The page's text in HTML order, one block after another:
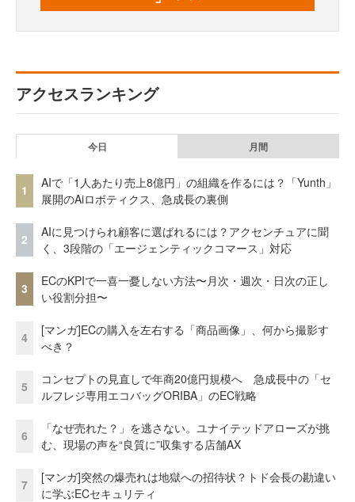
アクセスランキング
今日 月間
1
AIで「1人あたり売上8億円」の組織を作るには？「Yunth」
展開のAiロボティクス、急成長の裏側
2
AIに見つけられ顧客に選ばれるには？アクセンチュアに聞
く、3段階の「エージェンティックコマース」対応
3
ECのKPIで一喜一憂しない方法〜月次・週次・日次の正し
い役割分担〜
4
[マンガ]ECの購入を左右する「商品画像」、何から撮影す
べき？
5
コンセプトの見直しで年商20億円規模へ 急成長中の「セ
ルフレジ専用エコバッグORIBA」のEC戦略
6
「なぜ売れた？」を逃さない。ユナイテッドアローズが挑
む、現場の声を“良質に”収集する店舗AX
7
[マンガ]突然の爆売れは地獄への招待状？トド会長の勘違い
に学ぶECセキュリティ